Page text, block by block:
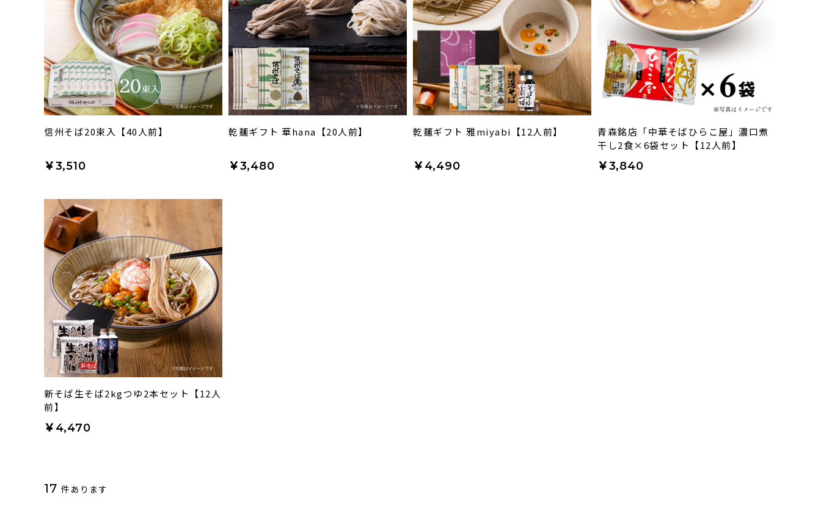
信州そば20束入【40人前】
￥3,510
乾麺ギフト 華hana【20人前】
￥3,480
乾麺ギフト 雅miyabi【12人前】
￥4,490
青森銘店「中華そばひらこ屋」濃口煮
干し2食×6袋セット【12人前】
￥3,840
新そば生そば2kgつゆ2本セット【12人
前】
￥4,470
17 件あります